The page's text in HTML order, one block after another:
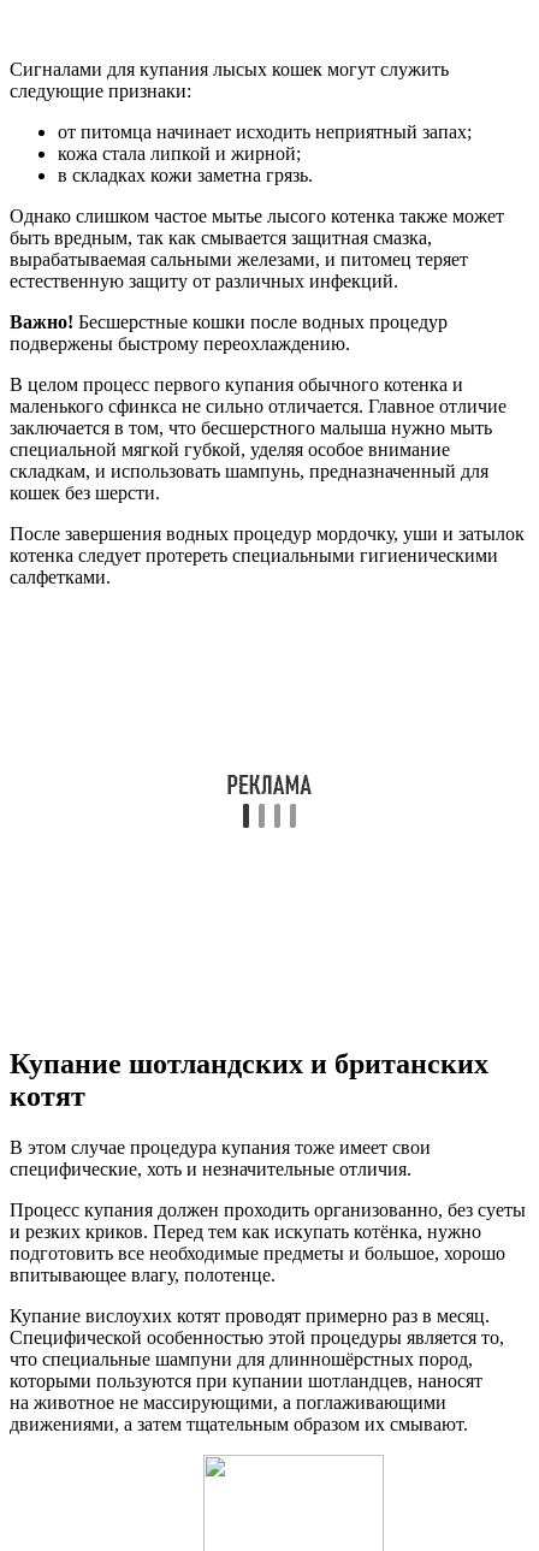
Сигналами для купания лысых кошек могут служить
следующие признаки:
от питомца начинает исходить неприятный запах;
кожа стала липкой и жирной;
в складках кожи заметна грязь.
Однако слишком частое мытье лысого котенка также может
быть вредным, так как смывается защитная смазка,
вырабатываемая сальными железами, и питомец теряет
естественную защиту от различных инфекций.
Важно! Бесшерстные кошки после водных процедур
подвержены быстрому переохлаждению.
В целом процесс первого купания обычного котенка и
маленького сфинкса не сильно отличается. Главное отличие
заключается в том, что бесшерстного малыша нужно мыть
специальной мягкой губкой, уделяя особое внимание
складкам, и использовать шампунь, предназначенный для
кошек без шерсти.
После завершения водных процедур мордочку, уши и затылок
котенка следует протереть специальными гигиеническими
салфетками.
Купание шотландских и британских
котят
В этом случае процедура купания тоже имеет свои
специфические, хоть и незначительные отличия.
Процесс купания должен проходить организованно, без суеты
и резких криков. Перед тем как искупать котёнка, нужно
подготовить все необходимые предметы и большое, хорошо
впитывающее влагу, полотенце.
Купание вислоухих котят проводят примерно раз в месяц.
Специфической особенностью этой процедуры является то,
что специальные шампуни для длинношёрстных пород,
которыми пользуются при купании шотландцев, наносят
на животное не массирующими, а поглаживающими
движениями, а затем тщательным образом их смывают.